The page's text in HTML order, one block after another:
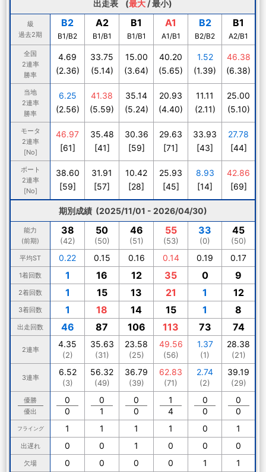
出走表 (最大 /最小)
級
過去2期
B2
B1/B2
A2
B1/B1
B1
B1/B1
A1
A1/B1
B2
B2/B2
B1
A2/B1
全国
2連率
勝率
4.69
(2.36)
33.75
(5.14)
15.00
(3.64)
40.20
(5.65)
1.52
(1.39)
46.38
(6.38)
当地
2連率
勝率
6.25
(2.56)
41.38
(5.59)
35.14
(5.24)
20.93
(4.40)
11.11
(2.11)
25.00
(5.10)
モータ
2連率
[No]
46.97
[61]
35.48
[41]
30.36
[59]
29.63
[71]
33.93
[43]
27.78
[44]
ボート
2連率
[No]
38.60
[59]
31.91
[57]
10.42
[28]
25.93
[45]
8.93
[14]
42.86
[69]
期別成績 (2025/11/01 - 2026/04/30)
能力
(前期)
38
(42)
50
(50)
46
(51)
55
(53)
33
(0)
45
(50)
平均ST 0.22 0.15 0.16 0.14 0.19 0.17
1着回数 1 16 12 35 0 9
2着回数 1 15 13 21 1 12
3着回数 1 18 14 15 1 8
出走回数 46 87 106 113 73 74
2連率
4.35
(2)
35.63
(31)
23.58
(25)
49.56
(56)
1.37
(1)
28.38
(21)
3連率
6.52
(3)
56.32
(49)
36.79
(39)
62.83
(71)
2.74
(2)
39.19
(29)
優勝
優出
0
0
0
1
0
0
1
4
0
0
0
0
フライング 1 1 1 1 0 1
出遅れ 0 0 1 0 0 0
欠場 0 0 0 0 1 1